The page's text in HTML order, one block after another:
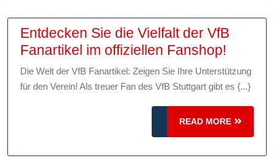
Ihres
Entdecken Sie die Vielfalt der VfB
Fanartikel im offiziellen Fanshop!
Sie
die
der
VfB
Die Welt der VfB Fanartikel: Zeigen Sie Ihre Unterstützung
für den Verein! Als treuer Fan des VfB Stuttgart gibt es {...}
READ MORE
READ
MORE